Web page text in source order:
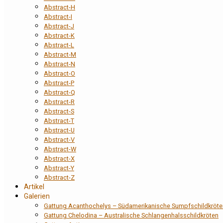
Abstract-H
Abstract-I
Abstract-J
Abstract-K
Abstract-L
Abstract-M
Abstract-N
Abstract-O
Abstract-P
Abstract-Q
Abstract-R
Abstract-S
Abstract-T
Abstract-U
Abstract-V
Abstract-W
Abstract-X
Abstract-Y
Abstract-Z
Artikel
Galerien
Gattung Acanthochelys – Südamerikanische
Gattung Chelodina – Australische Schlangenhalsschildkröten